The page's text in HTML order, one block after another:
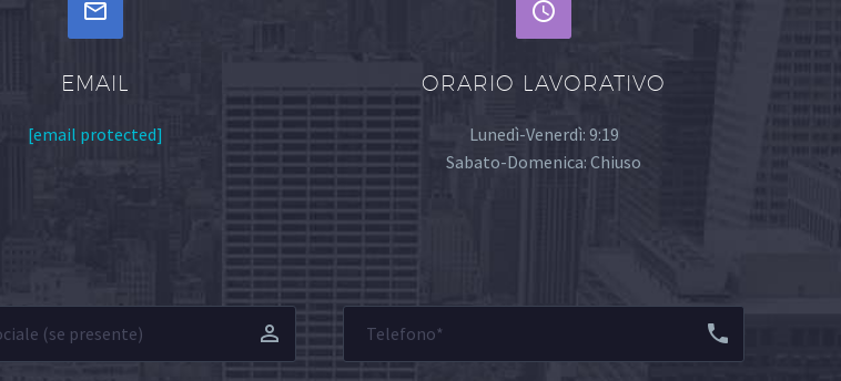


EMAIL
[email protected]


ORARIO LAVORATIVO
Lunedì-Venerdì: 9:19
Sabato-Domenica: Chiuso